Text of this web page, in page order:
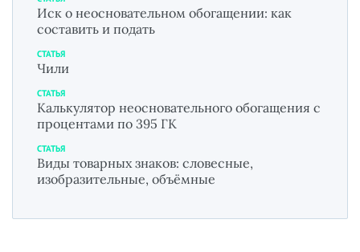
Иск о неосновательном обогащении: как
составить и подать
СТАТЬЯ
Чили
СТАТЬЯ
Калькулятор неосновательного обогащения с
процентами по 395 ГК
СТАТЬЯ
Виды товарных знаков: словесные,
изобразительные, объёмные